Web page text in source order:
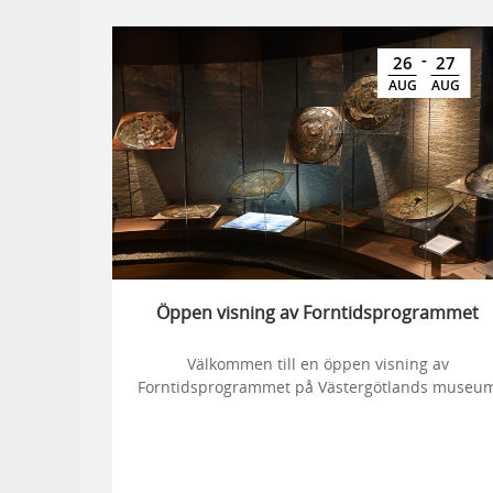
26
AUG
- 27
AUG
Öppen visning av Forntidsprogrammet
Välkommen till en öppen visning av
Forntidsprogrammet på Västergötlands